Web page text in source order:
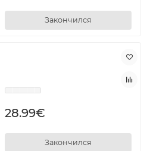
Закончился
28.99€
Закончился